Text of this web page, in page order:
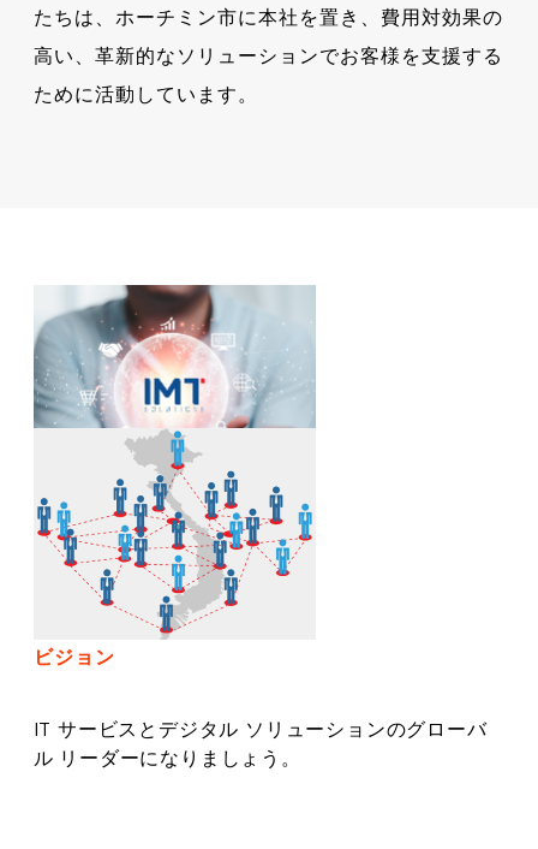
たちは、ホーチミン市に本社を置き、費用対効果の
高い、革新的なソリューションでお客様を支援する
ために活動しています。
ビジョン
IT サービスとデジタル ソリューションのグローバ
ル リーダーになりましょう。